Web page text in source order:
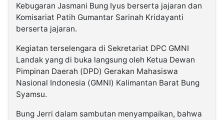
Kebugaran Jasmani Bung Iyus berserta jajaran dan
Komisariat Patih Gumantar Sarinah Kridayanti
berserta jajaran.
Kegiatan terselengara di Sekretariat DPC GMNI
Landak yang di buka langsung oleh Ketua Dewan
Pimpinan Daerah (DPD) Gerakan Mahasiswa
Nasional Indonesia (GMNI) Kalimantan Barat Bung
Syamsu.
Bung Jerri dalam sambutan menyampaikan, bahwa